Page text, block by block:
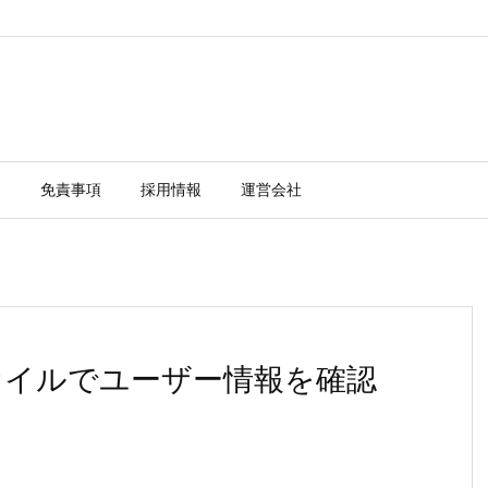
免責事項 採用情報 運営会社
ルでユーザー情報を確認